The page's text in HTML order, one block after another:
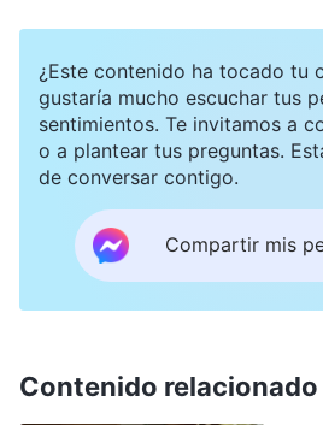
qué evento promocional
vencerlos. Tenía la cabeza
pruebas; estaba al límite. A
insomnio por trabajar de
productos calmantes y
cerebro, pero era en vano. A
durmiéndome, pero me
holgazaneaba tan solo un
¿Este contenido ha tocado tu
gustaría mucho escuchar tus
sentimientos. Te invitamos a
o a plantear tus preguntas.
de conversar contigo.
Compartir mis
Contenido relacionado